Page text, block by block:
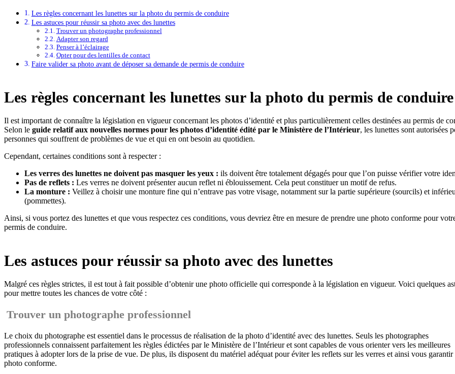
Les règles concernant les lunettes sur la photo du permis de conduire
Les astuces pour réussir sa photo avec des lunettes
Trouver un photographe professionnel
Adapter son regard
Penser à l’éclairage
Opter pour des lentilles de contact
Faire valider sa photo avant de déposer sa demande de permis de conduire
Les règles concernant les lunettes sur la photo du permis de conduire
Il est important de connaître la législation en vigueur concernant les photos d’identité et plus particulièrement celles destinées au permis de
Selon le guide relatif aux nouvelles normes pour les photos d’identité édité par le Ministère de l’Intérieur, les lunettes sont autorisées
personnes qui souffrent de problèmes de vue et qui en ont besoin au quotidien.
Cependant, certaines conditions sont à respecter :
Les verres des lunettes ne doivent pas masquer les yeux : ils doivent être totalement dégagés pour que l’on puisse vérifier votre
Pas de reflets : Les verres ne doivent présenter aucun reflet ni éblouissement. Cela peut constituer un motif de refus.
La monture : Veillez à choisir une monture fine qui n’entrave pas votre visage, notamment sur la partie supérieure (sourcils) et
(pommettes).
Ainsi, si vous portez des lunettes et que vous respectez ces conditions, vous devriez être en mesure de prendre une photo conforme pour
permis de conduire.
Les astuces pour réussir sa photo avec des lunettes
Malgré ces règles strictes, il est tout à fait possible d’obtenir une photo officielle qui corresponde à la législation en vigueur. Voici quelques
pour mettre toutes les chances de votre côté :
Trouver un photographe professionnel
Le choix du photographe est essentiel dans le processus de réalisation de la photo d’identité avec des lunettes. Seuls les photographes
professionnels connaissent parfaitement les règles édictées par le Ministère de l’Intérieur et sont capables de vous orienter vers les meilleures
pratiques à adopter lors de la prise de vue. De plus, ils disposent du matériel adéquat pour éviter les reflets sur les verres et ainsi vous garantir
photo conforme.